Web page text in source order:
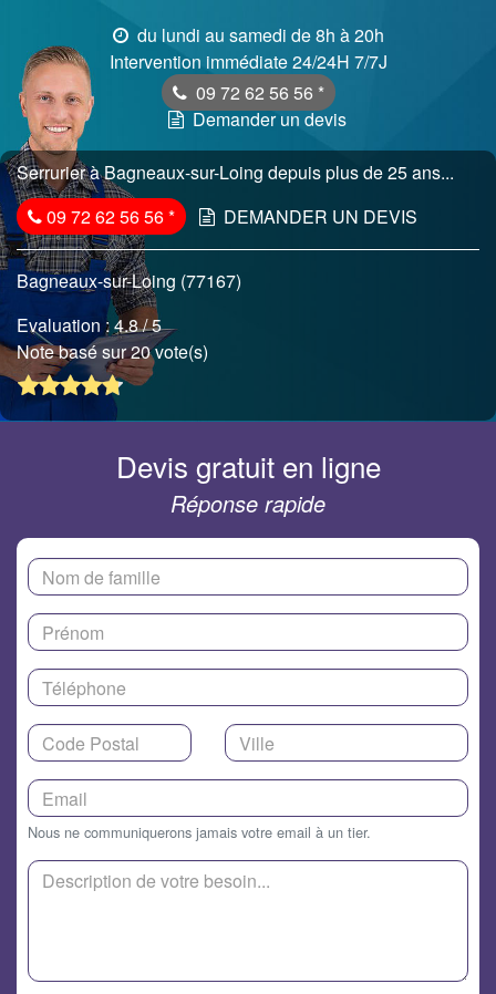
du lundi au samedi de 8h à 20h
Intervention immédiate 24/24H 7/7J
09 72 62 56 56 *
Demander un devis
Serrurier à Bagneaux-sur-Loing depuis plus de 25 ans...
09 72 62 56 56* DEMANDER UN DEVIS
Bagneaux-sur-Loing (77167)
Evaluation :4.8/ 5
Note basé sur 20 vote(s)
Devis gratuit en ligne
Réponse rapide
Nous ne communiquerons jamais votre email à un tier.